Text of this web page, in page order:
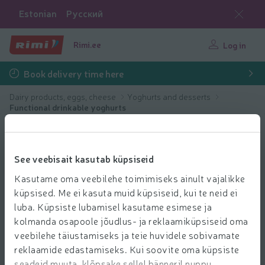
See veebisait kasutab küpsiseid
Kasutame oma veebilehe toimimiseks ainult vajalikke
küpsised. Me ei kasuta muid küpsiseid, kui te neid ei
luba. Küpsiste lubamisel kasutame esimese ja
kolmanda osapoole jõudlus- ja reklaamiküpsiseid oma
veebilehe täiustamiseks ja teie huvidele sobivamate
reklaamide edastamiseks. Kui soovite oma küpsiste
Estonian Русский
Rimi.ee Log in
Book delivery time here
Dairy products, eggs, cheese
Yoghurts and desserts
Functional drinkable yoghurts